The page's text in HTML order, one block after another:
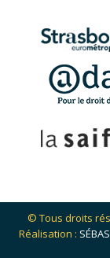
© Tous droits
Réalisation :